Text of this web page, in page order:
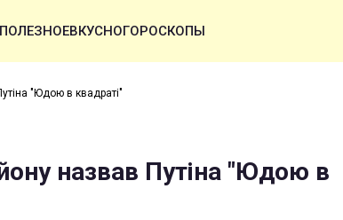
ПОЛЕЗНОЕВКУСНОГОРОСКОПЫ
"Юдою в квадраті"
назвав Путіна "Юдою в